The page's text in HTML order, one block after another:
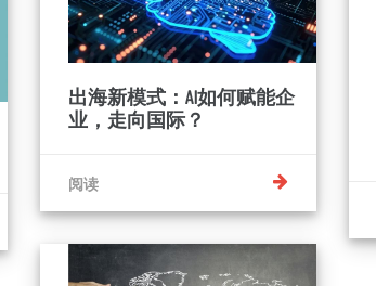
出海新模式：AI如何赋能企
业，走向国际？
阅读